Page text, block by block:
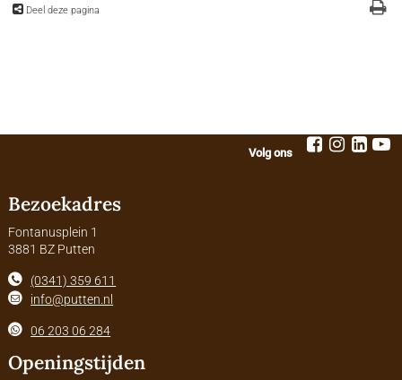
Deel deze pagina
Volg ons
Bezoekadres
Fontanusplein 1
3881 BZ Putten
(0341) 359 611
info@putten.nl
06 203 06 284
Openingstijden